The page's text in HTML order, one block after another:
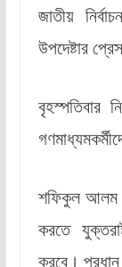
জাতীয়
উপদেষ্টার
বৃহস্পতিবার
শফিকুল আলম
করতে
করবে। প্রধান